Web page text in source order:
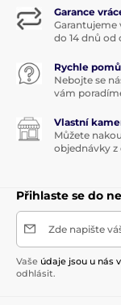
Garance
Garantujeme
do 14 dnů od
Rychle
Nebojte se
vám
Vlastní
Můžete
objednávky
Přihlaste se do
Zde napište
Vaše údaje jsou u nás
odhlásit.